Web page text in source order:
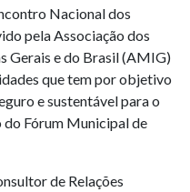
Nacional dos
pela Associação dos
Gerais e do Brasil (AMIG)
que tem por objetivo
e sustentável para o
Fórum Municipal de
de Relações